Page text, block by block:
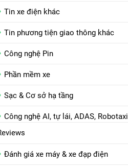
Tin xe điện khác
Tin phương tiện giao thông khác
Công nghệ Pin
Phần mềm xe
Sạc & Cơ sở hạ tầng
Công nghệ AI, tự lái, ADAS, Robotaxi
Đánh giá xe máy & xe đạp điện